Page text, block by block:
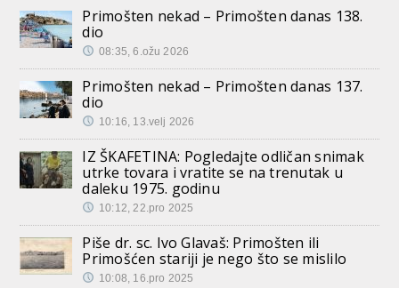
Primošten nekad – Primošten danas 138.
dio
08:35, 6.ožu 2026
Primošten nekad – Primošten danas 137.
dio
10:16, 13.velj 2026
IZ ŠKAFETINA: Pogledajte odličan snimak
utrke tovara i vratite se na trenutak u
daleku 1975. godinu
10:12, 22.pro 2025
Piše dr. sc. Ivo Glavaš: Primošten ili
Primošćen stariji je nego što se mislilo
10:08, 16.pro 2025